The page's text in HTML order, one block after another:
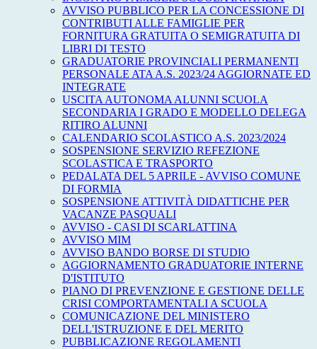
AVVISO PUBBLICO PER LA CONCESSIONE DI
CONTRIBUTI ALLE FAMIGLIE PER
FORNITURA GRATUITA O SEMIGRATUITA DI
LIBRI DI TESTO
GRADUATORIE PROVINCIALI PERMANENTI
PERSONALE ATA A.S. 2023/24 AGGIORNATE ED
INTEGRATE
USCITA AUTONOMA ALUNNI SCUOLA
SECONDARIA I GRADO E MODELLO DELEGA
RITIRO ALUNNI
CALENDARIO SCOLASTICO A.S. 2023/2024
SOSPENSIONE SERVIZIO REFEZIONE
SCOLASTICA E TRASPORTO
PEDALATA DEL 5 APRILE - AVVISO COMUNE
DI FORMIA
SOSPENSIONE ATTIVITÀ DIDATTICHE PER
VACANZE PASQUALI
AVVISO - CASI DI SCARLATTINA
AVVISO MIM
AVVISO BANDO BORSE DI STUDIO
AGGIORNAMENTO GRADUATORIE INTERNE
D'ISTITUTO
PIANO DI PREVENZIONE E GESTIONE DELLE
CRISI COMPORTAMENTALI A SCUOLA
COMUNICAZIONE DEL MINISTERO
DELL'ISTRUZIONE E DEL MERITO
PUBBLICAZIONE REGOLAMENTI